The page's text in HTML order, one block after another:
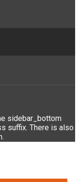
sidebar_bottom
suffix. There is also